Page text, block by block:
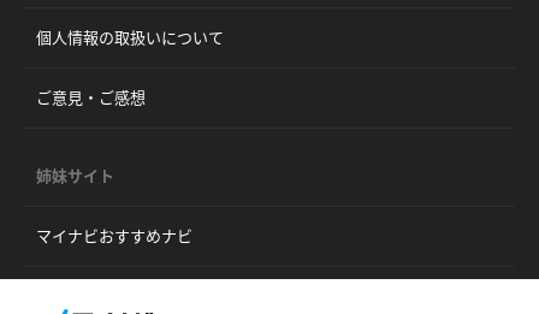
個人情報の取扱いについて
ご意見・ご感想
姉妹サイト
マイナビおすすめナビ